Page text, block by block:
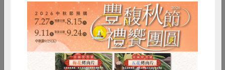
120公克(含固形量70公克)
常溫
500公克
全素 常溫
$160